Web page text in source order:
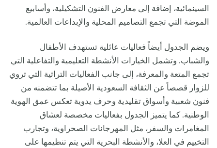
السينمائية، إضافة إلى معارض الفنون التشكيلية، وأسابيع
الموضة التي تجمع التصاميم المحلية والإبداعات العالمية.
ويضم الجدول أيضاً فعاليات عائلية تستهدف الأطفال
والشباب. وتشمل الخيارات الأنشطة التعليمية والتفاعلية التي
تجمع المتعة والمعرفة، إلى جانب الفعاليات التراثية التي تروي
للزوار قصصاً عن الثقافة السعودية الأصيلة بما تتضمنه من
فنون شعبية وأسواق تقليدية وحرف يدوية تعكس عمق الهوية
الوطنية. كما يتميز الجدول بفعاليات مخصصة لعشاق
المغامرات والسفر، مثل المهرجانات الصحراوية، وتجارب
التخييم في العلا، والأنشطة البحرية التي يتم تنظيمها على